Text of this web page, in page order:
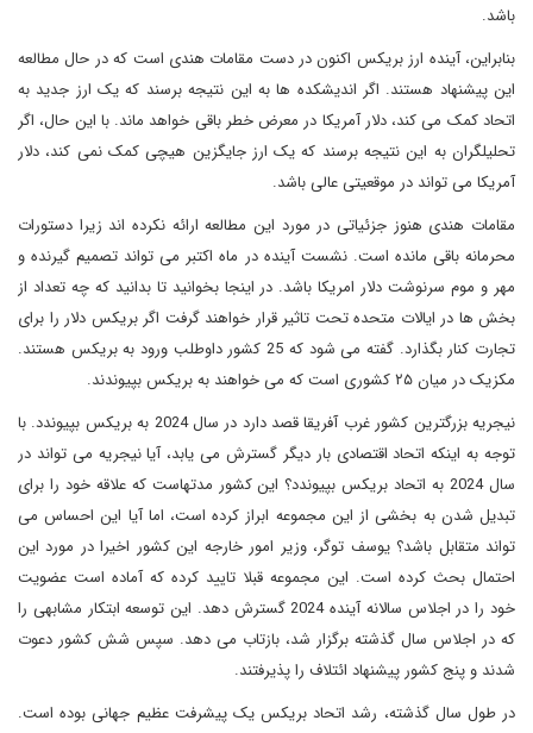
باشد.
بنابراین، آینده ارز بریکس اکنون در دست مقامات هندی است که در حال مطالعه
این پیشنهاد هستند. اگر اندیشکده ها به این نتیجه برسند که یک ارز جدید به
اتحاد کمک می کند، دلار آمریکا در معرض خطر باقی خواهد ماند. با این حال، اگر
تحلیلگران به این نتیجه برسند که یک ارز جایگزین هیچی کمک نمی کند، دلار
آمریکا می تواند در موقعیتی عالی باشد.
مقامات هندی هنوز جزئیاتی در مورد این مطالعه ارائه نکرده اند زیرا دستورات
محرمانه باقی مانده است. نشست آینده در ماه اکتبر می تواند تصمیم گیرنده و
مهر و موم سرنوشت دلار امریکا باشد. در اینجا بخوانید تا بدانید که چه تعداد از
بخش ها در ایالات متحده تحت تاثیر قرار خواهند گرفت اگر بریکس دلار را برای
تجارت کنار بگذارد. گفته می شود که 25 کشور داوطلب ورود به بریکس هستند.
مکزیک در میان ۲۵ کشوری است که می خواهند به بریکس بپیوندند.
نیجریه بزرگترین کشور غرب آفریقا قصد دارد در سال 2024 به بریکس بپیوندد. با
توجه به اینکه اتحاد اقتصادی بار دیگر گسترش می یابد، آیا نیجریه می تواند در
سال 2024 به اتحاد بریکس بپیوندد؟ این کشور مدتهاست که علاقه خود را برای
تبدیل شدن به بخشی از این مجموعه ابراز کرده است، اما آیا این احساس می
تواند متقابل باشد؟ یوسف توگر، وزیر امور خارجه این کشور اخیرا در مورد این
احتمال بحث کرده است. این مجموعه قبلا تایید کرده که آماده است عضویت
خود را در اجلاس سالانه آینده 2024 گسترش دهد. این توسعه ابتکار مشابهی را
که در اجلاس سال گذشته برگزار شد، بازتاب می دهد. سپس شش کشور دعوت
شدند و پنج کشور پیشنهاد ائتلاف را پذیرفتند.
در طول سال گذشته، رشد اتحاد بریکس یک پیشرفت عظیم جهانی بوده است.